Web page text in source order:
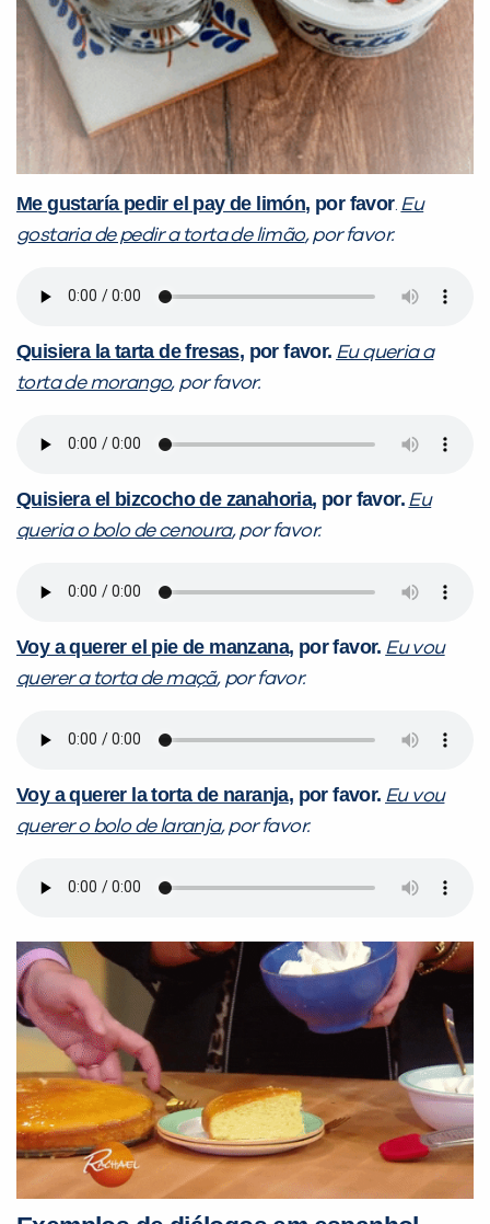
Me gustaría pedir el pay de limón, por favor. Eu
gostaria de pedir a torta de limão, por favor.
Quisiera la tarta de fresas, por favor. Eu queria a
torta de morango, por favor.
Quisiera el bizcocho de zanahoria, por favor. Eu
queria o bolo de cenoura, por favor.
Voy a querer el pie de manzana, por favor. Eu vou
querer a torta de maçã, por favor.
Voy a querer la torta de naranja, por favor. Eu vou
querer o bolo de laranja, por favor.